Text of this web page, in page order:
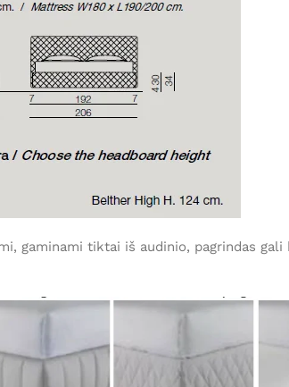
gaminami tiktai iš audinio, pagrindas gali